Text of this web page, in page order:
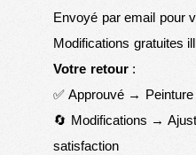
Envoyé par email pour
Modifications gratuites
Votre retour:
✅ Approuvé →
🔄 Modifications →
satisfaction